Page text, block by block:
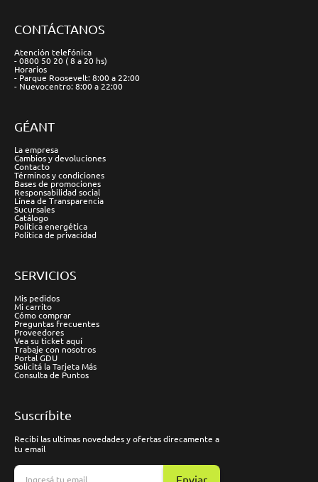
CONTÁCTANOS
Atención telefónica
- 0800 50 20 ( 8 a 20 hs)
Horarios
- Parque Roosevelt: 8:00 a 22:00
- Nuevocentro: 8:00 a 22:00
GÉANT
La empresa
Cambios y devoluciones
Contacto
Términos y condiciones
Bases de promociones
Responsabilidad social
Línea de Transparencia
Sucursales
Catálogo
Política energética
Política de privacidad
SERVICIOS
Mis pedidos
Mi carrito
Cómo comprar
Preguntas frecuentes
Proveedores
Vea su ticket aquí
Trabaje con nosotros
Portal GDU
Solicitá la Tarjeta Más
Consulta de Puntos
Suscríbite
Recibí las ultimas novedades y ofertas direcamente a
tu email
Enviar